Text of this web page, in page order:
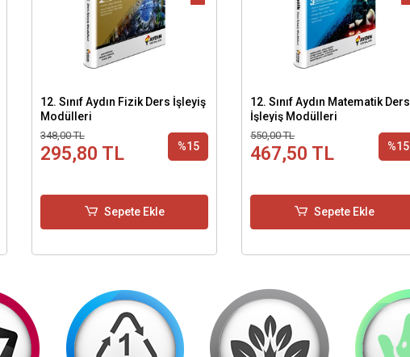
12. Sınıf Aydın Fizik Ders İşleyiş
Modülleri
348,00 TL
295,80 TL %15
Sepete Ekle
12. Sınıf Aydın Matematik Ders
İşleyiş Modülleri
550,00 TL
467,50 TL %15
Sepete Ekle